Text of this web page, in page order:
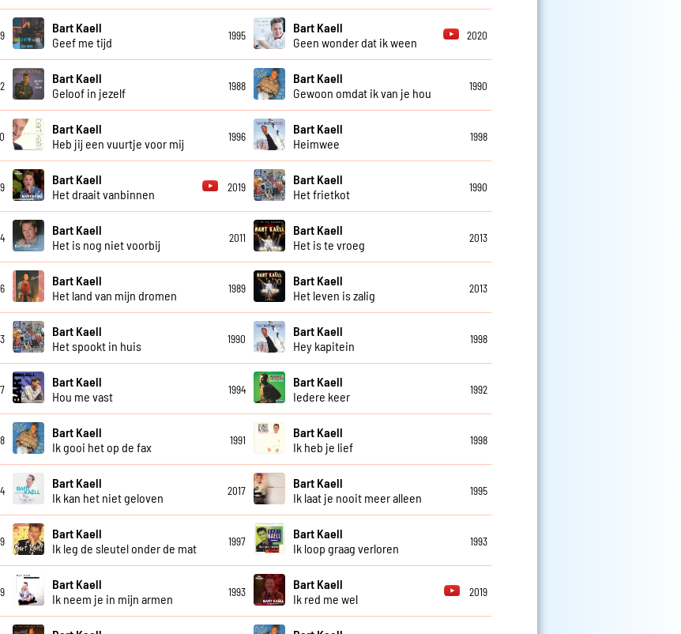
Bart Kaell
Geef me tijd
1995
Bart Kaell
Geen wonder dat ik ween
2020
Bart Kaell
Geloof in jezelf
1988
Bart Kaell
Gewoon omdat ik van je hou
1990
Bart Kaell
Heb jij een vuurtje voor mij
1996
Bart Kaell
Heimwee
1998
Bart Kaell
Het draait vanbinnen
2019
Bart Kaell
Het frietkot
1990
Bart Kaell
Het is nog niet voorbij
2011
Bart Kaell
Het is te vroeg
2013
Bart Kaell
Het land van mijn dromen
1989
Bart Kaell
Het leven is zalig
2013
Bart Kaell
Het spookt in huis
1990
Bart Kaell
Hey kapitein
1998
Bart Kaell
Hou me vast
1994
Bart Kaell
Iedere keer
1992
Bart Kaell
Ik gooi het op de fax
1991
Bart Kaell
Ik heb je lief
1998
Bart Kaell
Ik kan het niet geloven
2017
Bart Kaell
Ik laat je nooit meer alleen
1995
Bart Kaell
Ik leg de sleutel onder de mat
1997
Bart Kaell
Ik loop graag verloren
1993
Bart Kaell
Ik neem je in mijn armen
1993
Bart Kaell
Ik red me wel
2019